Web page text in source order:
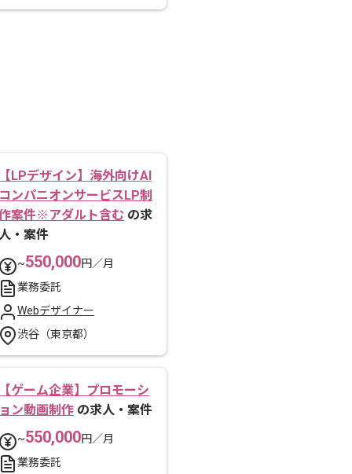
LPデザイン】海外向けAI
ンパニオンサービスLP制
案件※アダルト含む の求
・案件
~550,000円／月
業務委託
Webデザイナー
渋谷（東京都）
ゲーム企業】プロモーシ
ン動画制作 の求人・案件
~550,000円／月
業務委託